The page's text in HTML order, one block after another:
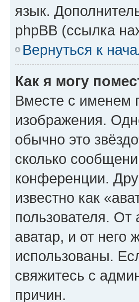
язык.
phpBB (ссылка
Вернуться к
Как я могу
Вместе с именем
изображения.
обычно это
сколько
конференции.
известно как
пользователя. От
аватар, и от него
использованы.
свяжитесь с
причин.